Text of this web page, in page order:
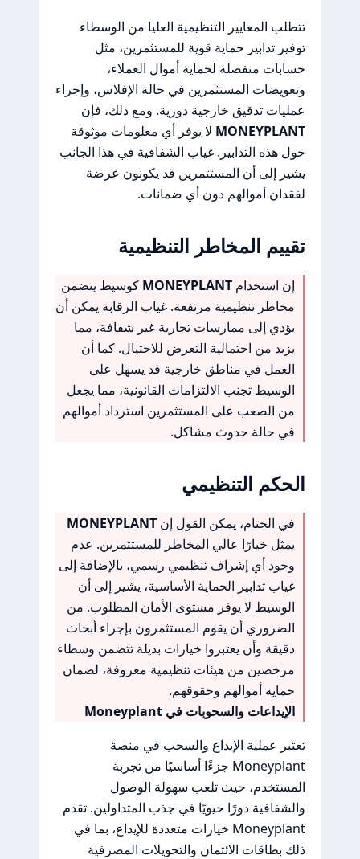
تتطلب المعايير التنظيمية العليا من الوسطاء
توفير تدابير حماية قوية للمستثمرين، مثل
حسابات منفصلة لحماية أموال العملاء،
وتعويضات المستثمرين في حالة الإفلاس، وإجراء
عمليات تدقيق خارجية دورية. ومع ذلك، فإن
MONEYPLANT لا يوفر أي معلومات موثوقة
حول هذه التدابير. غياب الشفافية في هذا الجانب
يشير إلى أن المستثمرين قد يكونون عرضة
لفقدان أموالهم دون أي ضمانات.
تقييم المخاطر التنظيمية
إن استخدام MONEYPLANT كوسيط يتضمن
مخاطر تنظيمية مرتفعة. غياب الرقابة يمكن أن
يؤدي إلى ممارسات تجارية غير شفافة، مما
يزيد من احتمالية التعرض للاحتيال. كما أن
العمل في مناطق خارجية قد يسهل على
الوسيط تجنب الالتزامات القانونية، مما يجعل
من الصعب على المستثمرين استرداد أموالهم
في حالة حدوث مشاكل.
الحكم التنظيمي
في الختام، يمكن القول إن MONEYPLANT
يمثل خيارًا عالي المخاطر للمستثمرين. عدم
وجود أي إشراف تنظيمي رسمي، بالإضافة إلى
غياب تدابير الحماية الأساسية، يشير إلى أن
الوسيط لا يوفر مستوى الأمان المطلوب. من
الضروري أن يقوم المستثمرون بإجراء أبحاث
دقيقة وأن يعتبروا خيارات بديلة تتضمن وسطاء
مرخصين من هيئات تنظيمية معروفة، لضمان
حماية أموالهم وحقوقهم.
الإيداعات والسحوبات في Moneyplant
تعتبر عملية الإيداع والسحب في منصة
Moneyplant جزءًا أساسيًا من تجربة
المستخدم، حيث تلعب سهولة الوصول
والشفافية دورًا حيويًا في جذب المتداولين. تقدم
Moneyplant خيارات متعددة للإيداع، بما في
ذلك بطاقات الائتمان والتحويلات المصرفية